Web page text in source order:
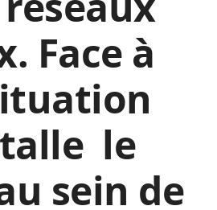
Face à
le
sein de